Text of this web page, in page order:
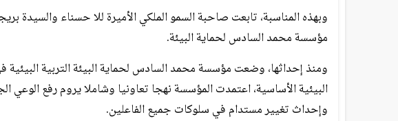
وبهذه المناسبة، تابعت صاحبة السمو الملكي الأميرة للا حسناء
مؤسسة محمد السادس لحماية البيئة.
ومنذ إحداثها، وضعت مؤسسة محمد السادس لحماية البيئة التربية البيئية
البيئية الأساسية، اعتمدت المؤسسة نهجا تعاونيا وشاملا يروم رفع الوعي
وإحداث تغيير مستدام في سلوكات جميع الفاعلين.